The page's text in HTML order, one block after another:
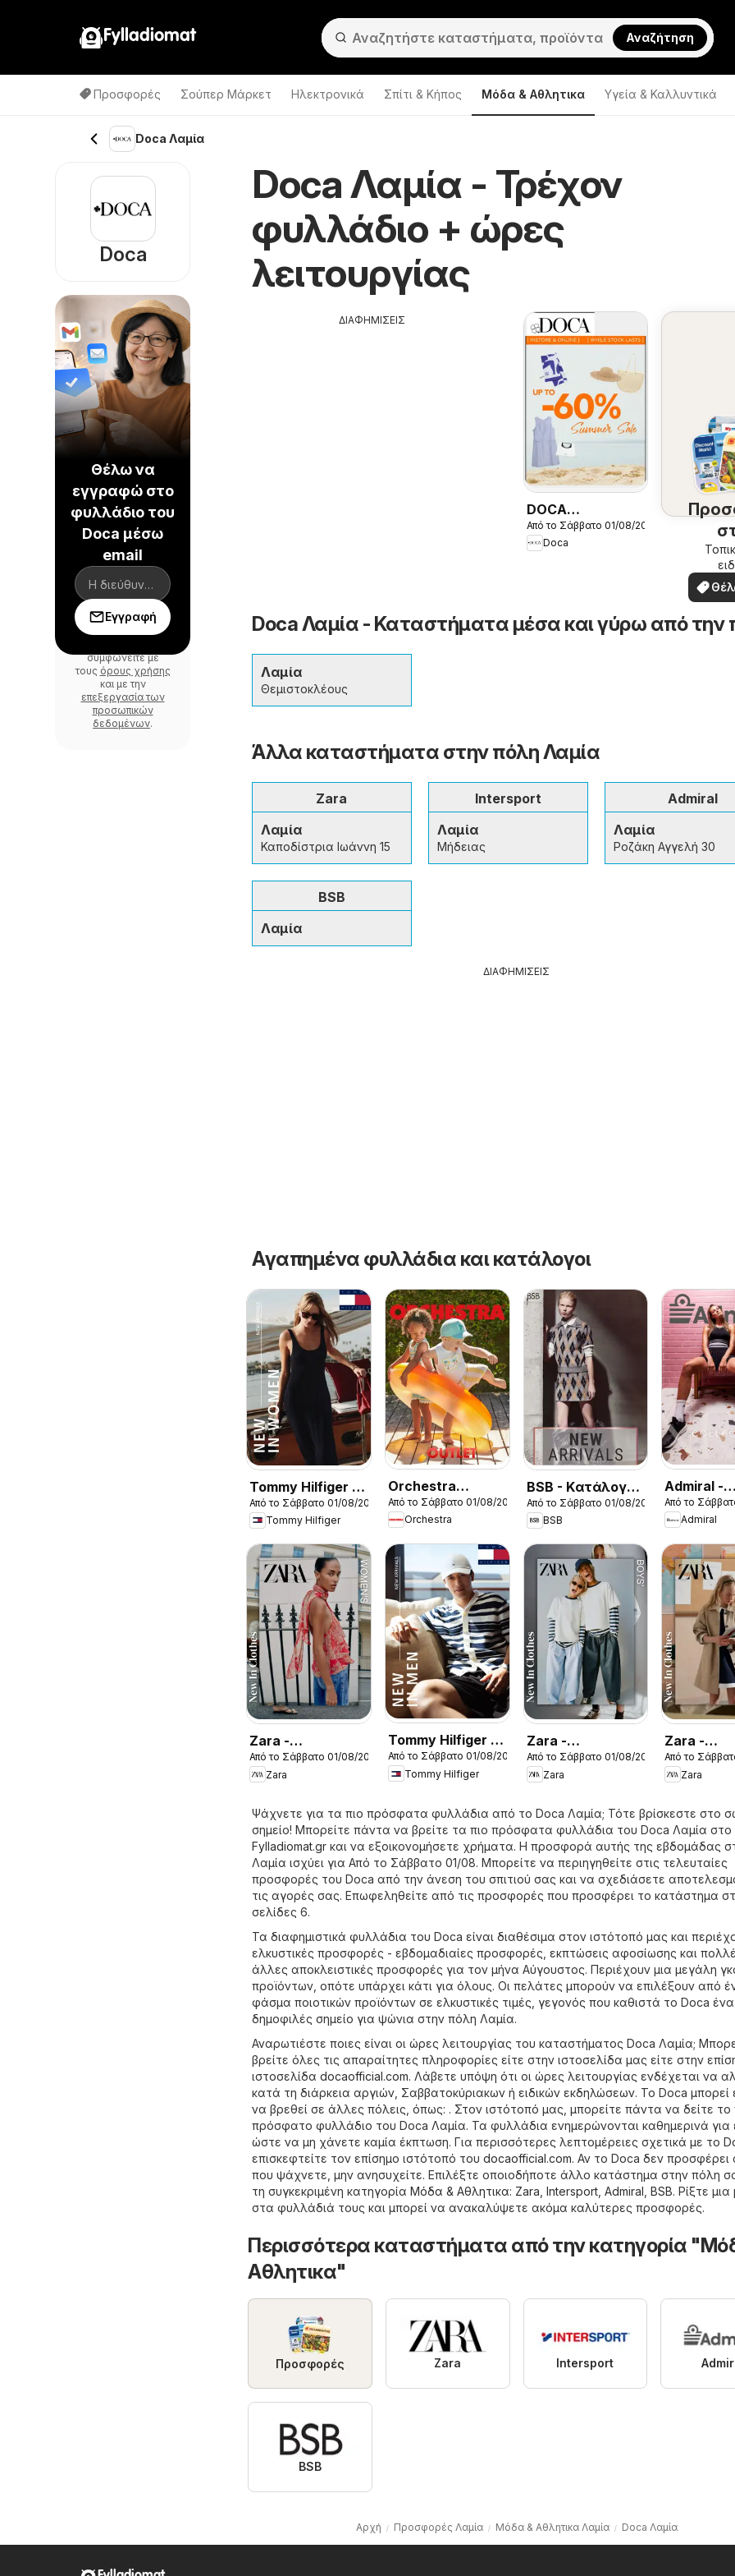
Fylladiomat Αναζήτηση
Προσφορές Σούπερ Μάρκετ Hλεκτρονικά Σπίτι & Κήπος Μόδα & Aθλητικα Υγεία & Καλλυντικά
Doca Λαμία
Doca Λαμία - Τρέχον
φυλλάδιο + ώρες
λειτουργίας
ΔΙΑΦΗΜΙΣΕΙΣ
DOCA
Kατάλογος
8/2026
Από το Σάββατο 01/08/2026
Doca
δω
Doca Λαμία - Καταστήματα μέσα και γύρω από την
Λαμία
Θεμιστοκλέους
Άλλα καταστήματα στην πόλη Λαμία
Zara
Λαμία
Καποδίστρια Ιωάννη 15
Intersport
Λαμία
Μήδειας
Admiral
Λαμία
Ροζάκη Αγγελή 30
BSB
Λαμία
ΔΙΑΦΗΜΙΣΕΙΣ
Αγαπημένα φυλλάδια και κατάλογοι
Tommy Hilfiger -
Kατάλογος
8/2026 New in
Women
Από το Σάββατο 01/08/2026
Tommy Hilfiger
Orchestra
Kατάλογος
8/2026
Από το Σάββατο 01/08/2026
Orchestra
BSB - Kατάλογος
8/2026
Από το Σάββατο 01/08/2026
BSB
Admiral -
8/2026
Από το
Admiral
Zara -
Kατάλογος
8/2026 women
Από το Σάββατο 01/08/2026
Zara
Tommy Hilfiger -
Kατάλογος
8/2026 New in
Από το Σάββατο 01/08/2026
Tommy Hilfiger
Zara -
Kατάλογος
8/2026 boys
Από το Σάββατο 01/08/2026
Zara
Zara -
8/2026
Από το
Zara
Ψάχνετε για τα πιο πρόσφατα φυλλάδια από το Doca Λαμία; Τότε βρίσκεστε στο
σημείο! Μπορείτε πάντα να βρείτε τα πιο πρόσφατα φυλλάδια του Doca Λαμία στο
Fylladiomat.gr και να εξοικονομήσετε χρήματα. Η προσφορά αυτής της εβδομάδας
Λαμία ισχύει για Από το Σάββατο 01/08. Μπορείτε να περιηγηθείτε στις τελευταίες
προσφορές του Doca από την άνεση του σπιτιού σας και να σχεδιάσετε
τις αγορές σας. Επωφεληθείτε από τις προσφορές που προσφέρει το κατάστημα
σελίδες 6.
Τα διαφημιστικά φυλλάδια του Doca είναι διαθέσιμα στον ιστότοπό μας και
ελκυστικές προσφορές - εβδομαδιαίες προσφορές, εκπτώσεις αφοσίωσης και
άλλες αποκλειστικές προσφορές για τον μήνα Αύγουστος. Περιέχουν μια μεγάλη
προϊόντων, οπότε υπάρχει κάτι για όλους. Οι πελάτες μπορούν να επιλέξουν από
φάσμα ποιοτικών προϊόντων σε ελκυστικές τιμές, γεγονός που καθιστά το Doca ένα
δημοφιλές σημείο για ψώνια στην πόλη Λαμία.
Αναρωτιέστε ποιες είναι οι ώρες λειτουργίας του καταστήματος Doca Λαμία;
βρείτε όλες τις απαραίτητες πληροφορίες είτε στην ιστοσελίδα μας είτε στην
ιστοσελίδα docaofficial.com. Λάβετε υπόψη ότι οι ώρες λειτουργίας ενδέχεται να
κατά τη διάρκεια αργιών, Σαββατοκύριακων ή ειδικών εκδηλώσεων. Το Doca μπορεί
να βρεθεί σε άλλες πόλεις, όπως: . Στον ιστότοπό μας, μπορείτε πάντα να δείτε το
πρόσφατο φυλλάδιο του Doca Λαμία. Τα φυλλάδια ενημερώνονται καθημερινά για
ώστε να μη χάνετε καμία έκπτωση. Για περισσότερες λεπτομέρειες σχετικά με το
επισκεφτείτε τον επίσημο ιστότοπό του docaofficial.com. Αν το Doca δεν προσφέρει
που ψάχνετε, μην ανησυχείτε. Επιλέξτε οποιοδήποτε άλλο κατάστημα στην πόλη
τη συγκεκριμένη κατηγορία Μόδα & Aθλητικα: Zara Intersport Admiral BSB. Ρίξτε μια
στα φυλλάδιά τους και μπορεί να ανακαλύψετε ακόμα καλύτερες προσφορές.
Περισσότερα καταστήματα από την κατηγορία
Aθλητικα"
Προσφορές Zara Intersport
BSB
Αρχή Προσφορές Λαμία Μόδα & Aθλητικα Λαμία Doca Λαμία
Doca
Θέλω να
εγγραφώ στο
φυλλάδιο του
Doca μέσω
email
Εγγραφή
συμφωνείτε με
τους όρους χρήσης
και με την
επεξεργασία των
προσωπικών
δεδομένων.